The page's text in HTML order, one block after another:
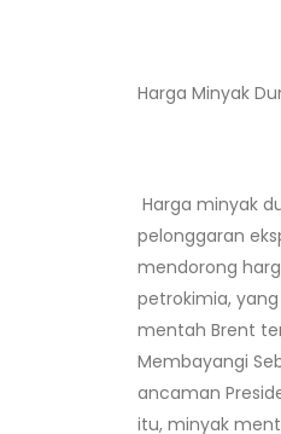
Harga Minyak
Harga minyak
pelonggaran
mendorong
petrokimia,
mentah Brent
Membayangi
ancaman
itu, minyak